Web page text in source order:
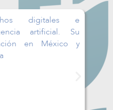
digitales e
artificial. Su
en México y